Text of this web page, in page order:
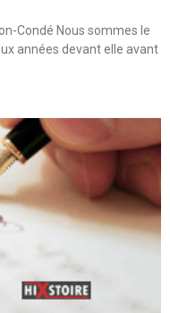
Condé Nous sommes le
années devant elle avant